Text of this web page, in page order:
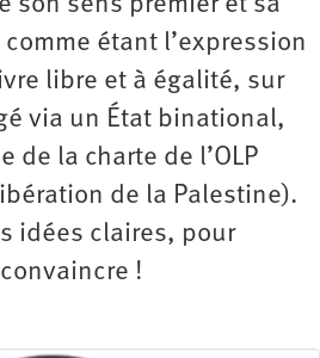
étant l’expression
libre et à égalité, sur
via un État binational,
de la charte de l’OLP
de la Palestine).
idées claires, pour
!